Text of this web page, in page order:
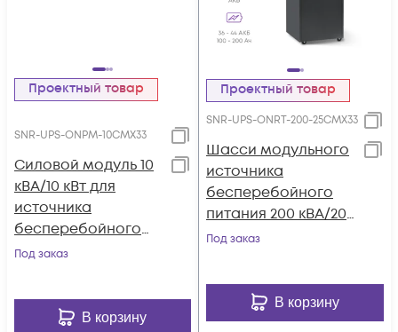
Проектный товар
SNR-UPS-ONPM-10CMX33
Силовой модуль 10
кВА/10 кВт для
источника
бесперебойного
питания серии СМ
Под заказ
В корзину
Проектный товар
SNR-UPS-ONRT-200-25CMX33
Шасси модульного
источника
бесперебойного
питания 200 кВА/200
кВт серии СМ, 8
кВт (SNR-UPS-ONRT-
200-25CMX33)
Под заказ
В корзину